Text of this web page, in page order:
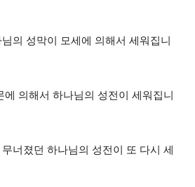
의 성막이 모세에 의해서 세워집니
의해서 하나님의 성전이 세워집니
너졌던 하나님의 성전이 또 다시 세